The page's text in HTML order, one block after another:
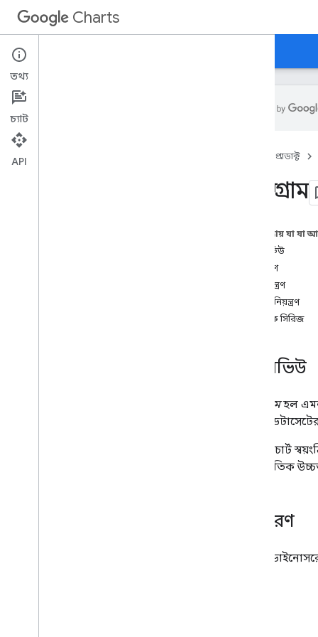
Charts
ওভারভিউ
প্রোডাক্ট
হিস্টোগ্রাম
এই পৃষ্ঠায় যা যা
ওভারভিউ
উদাহরণ
রং নিয়ন্ত্রণ
বালতি নিয়ন্ত্রণ
একাধিক সিরিজ
ওভারভিউ
হিস্টোগ্রামহল এমন
একটি
Google চার্ট
সমানুপাতিক
উদাহরণ
এখানে
তথ্য
চ্যাট
API